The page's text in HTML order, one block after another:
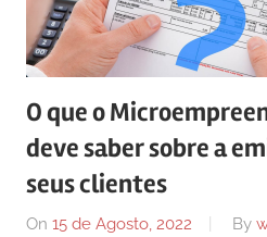
O que o
deve saber sobre a
seus clientes
On 15 de Agosto, 2022 By